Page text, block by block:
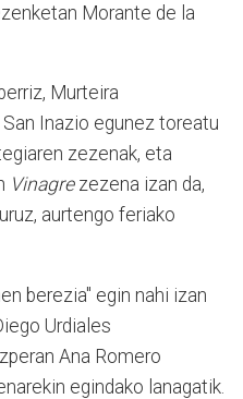
Morante de la
Murteira
Inazio egunez toreatu
zezenak, eta
Vinagrezezena izan da,
aurtengo feriako
berezia" egin nahi izan
Urdiales
Ana Romero
egindako lanagatik.